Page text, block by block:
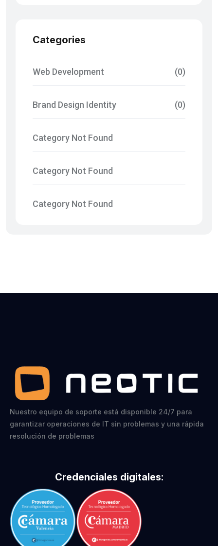
Categories
Web Development (0)
Brand Design Identity (0)
Category Not Found
Category Not Found
Category Not Found
Nuestro equipo de soporte está disponible 24/7 para
garantizar operaciones de IT sin problemas y una rápida
resolución de problemas
Credenciales digitales: